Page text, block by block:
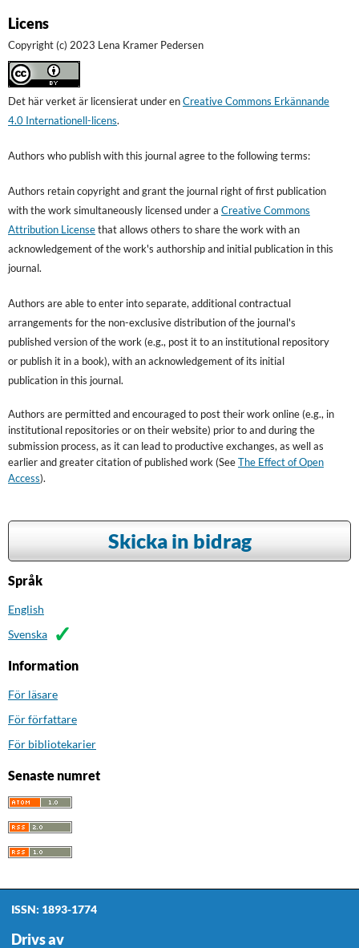
Licens
Copyright (c) 2023 Lena Kramer Pedersen
Det här verket är licensierat under en Creative Commons Erkännande
4.0 Internationell-licens.
Authors who publish with this journal agree to the following terms:
Authors retain copyright and grant the journal right of first publication
with the work simultaneously licensed under a Creative Commons
Attribution Licensethat allows others to share the work with an
acknowledgement of the work's authorship and initial publication in this
journal.
Authors are able to enter into separate, additional contractual
arrangements for the non-exclusive distribution of the journal's
published version of the work (e.g., post it to an institutional repository
or publish it in a book), with an acknowledgement of its initial
publication in this journal.
Authors are permitted and encouraged to post their work online (e.g., in
institutional repositories or on their website) prior to and during the
submission process, as it can lead to productive exchanges, as well as
earlier and greater citation of published work (See The Effect of Open
Access).
Skicka in bidrag
Språk
English
Svenska
Information
För läsare
För författare
För bibliotekarier
Senaste numret
ISSN: 1893-1774
Drivs av